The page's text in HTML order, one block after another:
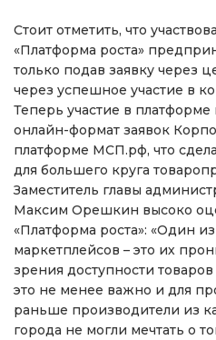
Стоит отметить, что
«Платформа роста»
только подав заявку через
через успешное участие в
Теперь участие в
онлайн-формат заявок
платформе МСП.рф, что
для большего круга
Заместитель главы
Максим Орешкин высоко
«Платформа роста»: «Один
маркетплейсов – это их
зрения доступности
это не менее важно и для
раньше производители из
города не могли мечтать о